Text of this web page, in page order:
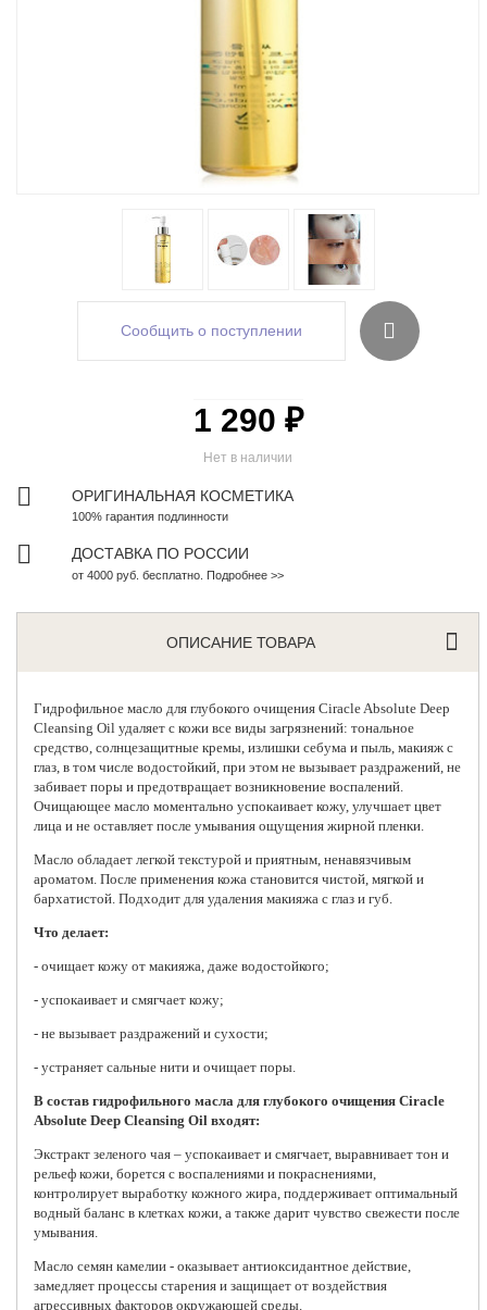
Сообщить о поступлении
Нет в наличии
1 290 ₽
ОРИГИНАЛЬНАЯ КОСМЕТИКА
100% гарантия подлинности
ДОСТАВКА ПО РОССИИ
от 4000 руб. бесплатно. Подробнее >>
ОПИСАНИЕ ТОВАРА
Гидрофильное масло для глубокого очищения Ciracle Absolute Deep
Cleansing Oil удаляет с кожи все виды загрязнений: тональное
средство, солнцезащитные кремы, излишки себума и пыль, макияж с
глаз, в том числе водостойкий, при этом не вызывает раздражений, не
забивает поры и предотвращает возникновение воспалений.
Очищающее масло моментально успокаивает кожу, улучшает цвет
лица и не оставляет после умывания ощущения жирной пленки.
Масло обладает легкой текстурой и приятным, ненавязчивым
ароматом. После применения кожа становится чистой, мягкой и
бархатистой. Подходит для удаления макияжа с глаз и губ.
Что делает:
- очищает кожу от макияжа, даже водостойкого;
- успокаивает и смягчает кожу;
- не вызывает раздражений и сухости;
- устраняет сальные нити и очищает поры.
В состав гидрофильного масла для глубокого очищения Ciracle
Absolute Deep Cleansing Oil входят:
Экстракт зеленого чая – успокаивает и смягчает, выравнивает тон и
рельеф кожи, борется с воспалениями и покраснениями,
контролирует выработку кожного жира, поддерживает оптимальный
водный баланс в клетках кожи, а также дарит чувство свежести после
умывания.
Масло семян камелии - оказывает антиоксидантное действие,
замедляет процессы старения и защищает от воздействия
агрессивных факторов окружающей среды.